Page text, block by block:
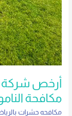
أرخص شركة
مكافحة
مكافحه حشرات